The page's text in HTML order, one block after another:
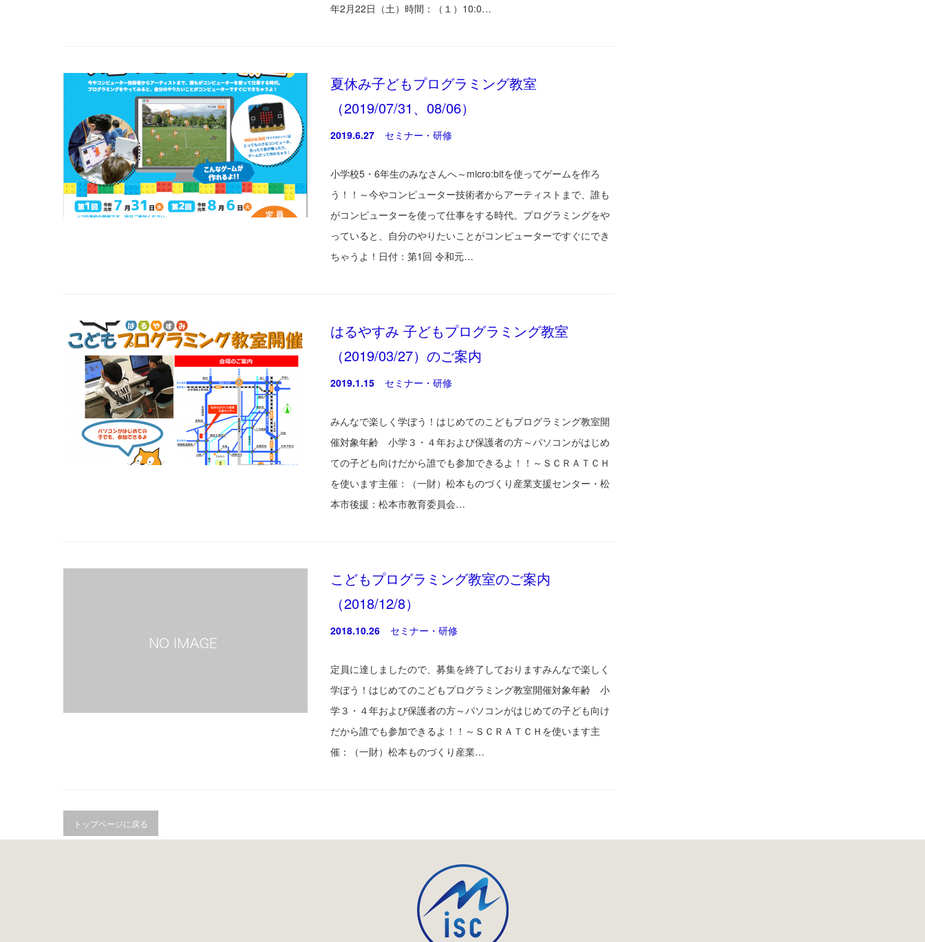
年2月22日（土）時間：（１）10:0…
夏休み子どもプログラミング教室
（2019/07/31、08/06）
2019.6.27 セミナー・研修
小学校5・6年生のみなさんへ～micro:bitを使ってゲームを作ろ
う！！～今やコンピューター技術者からアーティストまで、誰も
がコンピューターを使って仕事をする時代。プログラミングをや
っていると、自分のやりたいことがコンピューターですぐにでき
ちゃうよ！日付：第1回 令和元…
はるやすみ 子どもプログラミング教室
（2019/03/27）のご案内
2019.1.15 セミナー・研修
みんなで楽しく学ぼう！はじめてのこどもプログラミング教室開
催対象年齢 小学３・４年および保護者の方～パソコンがはじめ
ての子ども向けだから誰でも参加できるよ！！～ＳＣＲＡＴＣＨ
を使います主催：（一財）松本ものづくり産業支援センター・松
本市後援：松本市教育委員会…
こどもプログラミング教室のご案内
（2018/12/8）
2018.10.26 セミナー・研修
定員に達しましたので、募集を終了しておりますみんなで楽しく
学ぼう！はじめてのこどもプログラミング教室開催対象年齢 小
学３・４年および保護者の方～パソコンがはじめての子ども向け
だから誰でも参加できるよ！！～ＳＣＲＡＴＣＨを使います主
催：（一財）松本ものづくり産業…
トップページに戻る